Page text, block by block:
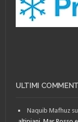
ULTIMI
Naquib Mafhuz